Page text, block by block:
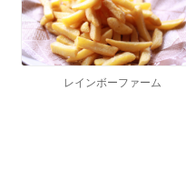
レインボーファーム